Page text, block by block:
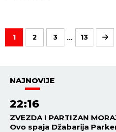
1 2 3 ... 13
NAJNOVIJE
22:16
ZVEZDA I PARTIZAN
Ovo spaja Džabarija